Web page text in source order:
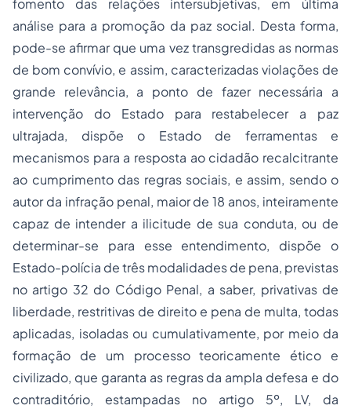
fomento das relações intersubjetivas, em última
análise para a promoção da paz social. Desta forma,
pode-se afirmar que uma vez transgredidas as normas
de bom convívio, e assim, caracterizadas violações de
grande relevância, a ponto de fazer necessária a
intervenção do Estado para restabelecer a paz
ultrajada, dispõe o Estado de ferramentas e
mecanismos para a resposta ao cidadão recalcitrante
ao cumprimento das regras sociais, e assim, sendo o
autor da infração penal, maior de 18 anos, inteiramente
capaz de intender a ilicitude de sua conduta, ou de
determinar-se para esse entendimento, dispõe o
Estado-polícia de três modalidades de pena, previstas
no artigo 32 do Código Penal, a saber, privativas de
liberdade, restritivas de direito e pena de multa, todas
aplicadas, isoladas ou cumulativamente, por meio da
formação de um processo teoricamente ético e
civilizado, que garanta as regras da ampla defesa e do
contraditório, estampadas no artigo 5º, LV, da